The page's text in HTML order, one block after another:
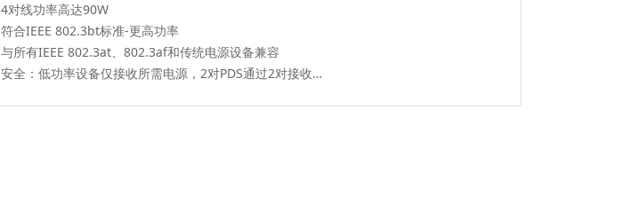
4对线功率高达90W
符合IEEE 802.3bt标准-更高功率
与所有IEEE 802.3at、802.3af和传统电源设备兼容
安全：低功率设备仅接收所需电源，2对PDS通过2对接收电源